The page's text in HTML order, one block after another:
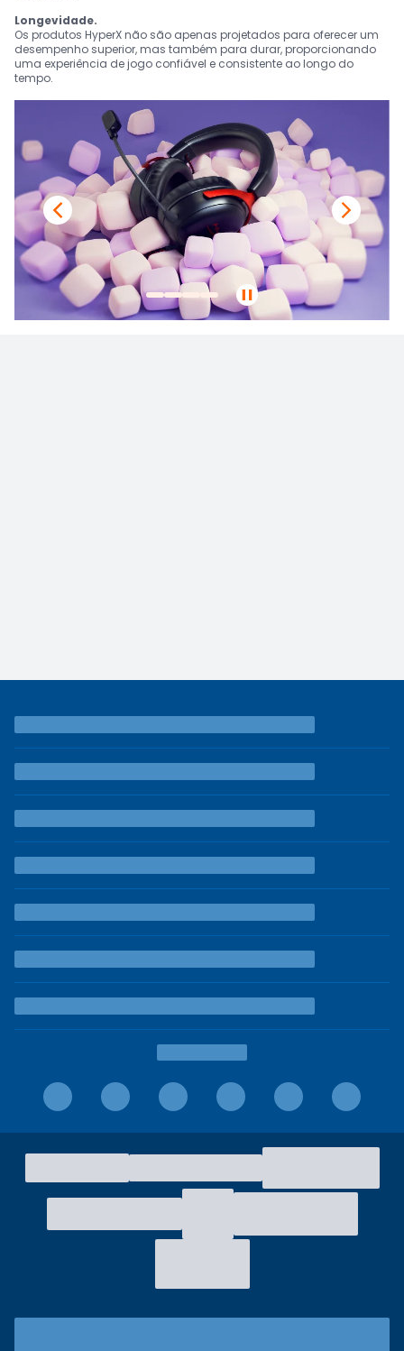
Longevidade.
Os produtos HyperX não são apenas projetados para oferecer um
desempenho superior, mas também para durar, proporcionando
uma experiência de jogo confiável e consistente ao longo do
tempo.